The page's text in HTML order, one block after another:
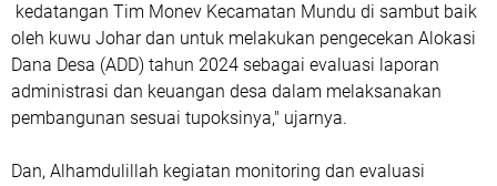
kedatangan Tim Monev Kecamatan Mundu di sambut baik
oleh kuwu Johar dan untuk melakukan pengecekan Alokasi
Dana Desa (ADD) tahun 2024 sebagai evaluasi laporan
administrasi dan keuangan desa dalam melaksanakan
pembangunan sesuai tupoksinya," ujarnya.
Dan, Alhamdulillah kegiatan monitoring dan evaluasi